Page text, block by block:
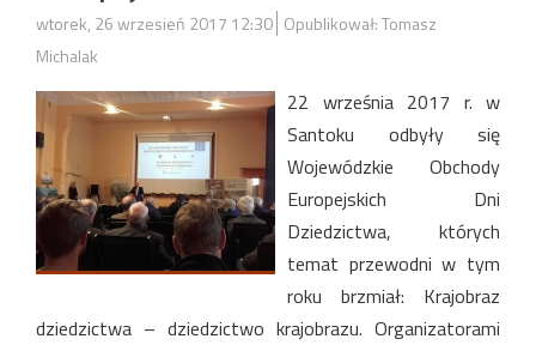
wtorek, 26 wrzesień 2017 12:30 Opublikował: Tomasz
Michalak
22 września 2017 r. w
Santoku odbyły się
Wojewódzkie Obchody
Europejskich Dni
Dziedzictwa, których
temat przewodni w tym
roku brzmiał: Krajobraz
dziedzictwa – dziedzictwo krajobrazu. Organizatorami